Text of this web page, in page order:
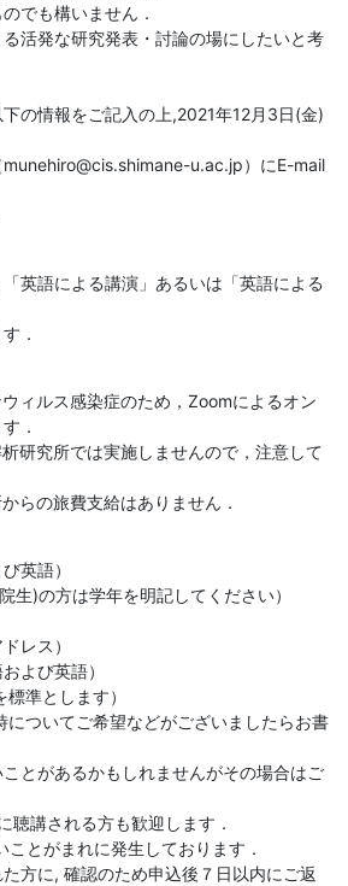
でも構いません．
活発な研究発表・討論の場にしたいと考
の情報をご記入の上,2021年12月3日(金)
munehiro@cis.shimane-u.ac.jp）にE-mail
英語による講演」あるいは「英語による
．
ィルス感染症のため，Zoomによるオン
．
研究所では実施しませんので，注意して
らの旅費支給はありません．
英語）
生)の方は学年を明記してください）
レス）
よび英語）
準とします）
についてご希望などがございましたらお書
とがあるかもしれませんがその場合はご
聴講される方も歓迎します．
ことがまれに発生しております．
方に, 確認のため申込後７日以内にご返